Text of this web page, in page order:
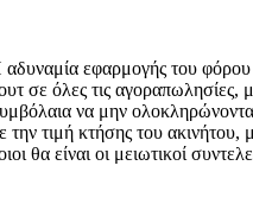
εφαρμογής του φόρου
σε όλες τις
να μην
την τιμή κτήσης του ακινήτου,
θα είναι οι μειωτικοί